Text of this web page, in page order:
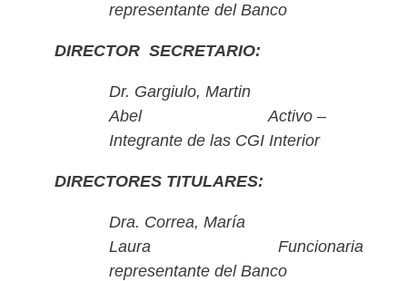
representante del Banco
DIRECTOR SECRETARIO:
Dr. Gargiulo, Martin
Abel Activo –
Integrante de las CGI Interior
DIRECTORES TITULARES:
Dra. Correa, María
Laura Funcionaria
representante del Banco